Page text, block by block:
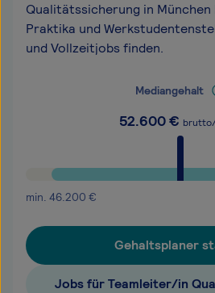
Qualitätssicherung in
Praktika und
und Vollzeitjobs finden.
Mediangehalt
52.600€
min. 46.200 €
Gehaltsplaner
Jobs für Teamleiter/in